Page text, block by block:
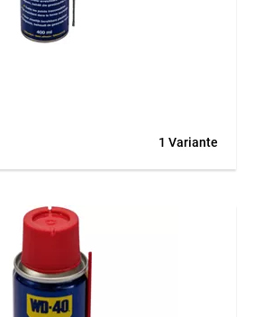
vielseitiges Multifunktionsprodukt mit
Metall für schwer erreichbare
formbare Sprührohr ermöglicht
intelligente Sprühkopf für flächiges
indem das Metallrohr
Die bewährte WD-40 Formel löst
vor Feuchtigkeit, pflegt
reduziert Reibung. Durch die
Anwendung und vielseitiger
1 Variante